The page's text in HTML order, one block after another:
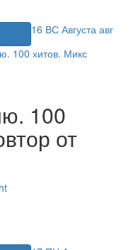
16 ВС Августа авг
100
от